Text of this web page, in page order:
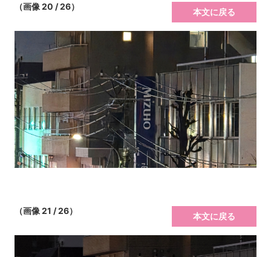
（画像 20 / 26）
本文に戻る
（画像 21 / 26）
本文に戻る